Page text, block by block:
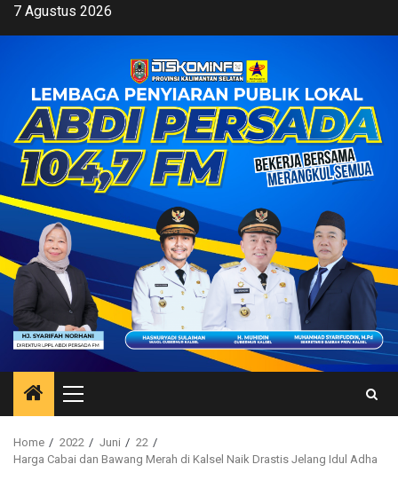
Skip7 Agustus 2026
Primary
Menu
Home 2022 Juni
22
Harga Cabai dan Bawang Merah di Kalsel Naik Drastis Jelang Idul Adha